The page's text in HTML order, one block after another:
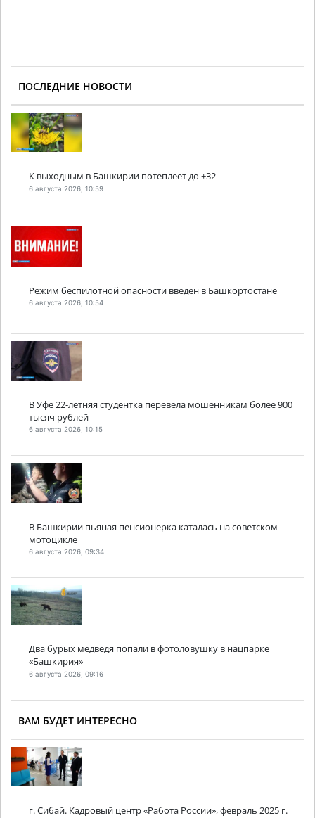
ПОСЛЕДНИЕ НОВОСТИ
К выходным в Башкирии потеплеет до +32
6 августа 2026, 10:59
Режим беспилотной опасности введен в Башкортостане
6 августа 2026, 10:54
В Уфе 22-летняя студентка перевела мошенникам более 900
тысяч рублей
6 августа 2026, 10:15
В Башкирии пьяная пенсионерка каталась на советском
мотоцикле
6 августа 2026, 09:34
Два бурых медведя попали в фотоловушку в нацпарке
«Башкирия»
6 августа 2026, 09:16
ВАМ БУДЕТ ИНТЕРЕСНО
г. Сибай. Кадровый центр «Работа России», февраль 2025 г.